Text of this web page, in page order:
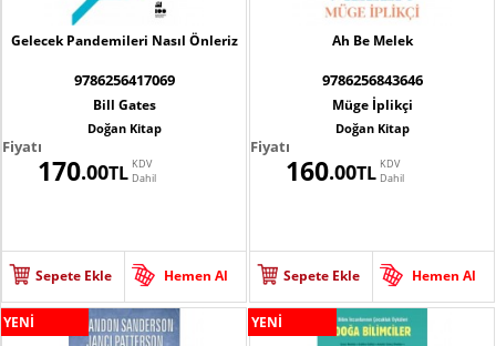
Gelecek Pandemileri Nasıl Önleriz
9786256417069
Bill Gates
Doğan Kitap
Fiyatı
KDV
Dahil
TL
.00
170
Hemen Al
Sepete Ekle
Ah Be Melek
9786256843646
Müge İplikçi
Doğan Kitap
Fiyatı
KDV
Dahil
TL
.00
160
Hemen Al
Sepete Ekle
YENİ YENİ